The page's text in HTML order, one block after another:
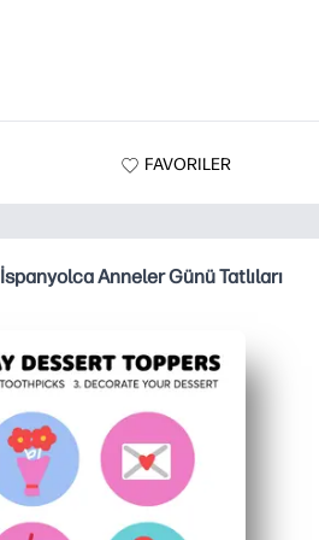
FAVORILER
İspanyolca Anneler Günü Tatlıları